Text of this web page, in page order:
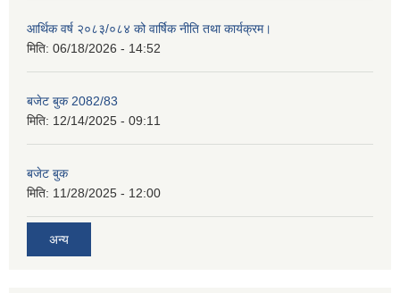
आर्थिक वर्ष २०८३/०८४ को वार्षिक नीति तथा कार्यक्रम।
मिति: 06/18/2026 - 14:52
बजेट बुक 2082/83
मिति: 12/14/2025 - 09:11
बजेट बुक
मिति: 11/28/2025 - 12:00
अन्य